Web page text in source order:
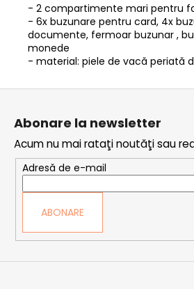
- 2 compartimente mari pentru
- 6x buzunare pentru card, 4x
documente, fermoar buzunar ,
monede
- material: piele de vacă periată
S
Abonare la newsletter
Acum nu mai rataţi noutăţi sau
Adresă de e-mail
ABONARE